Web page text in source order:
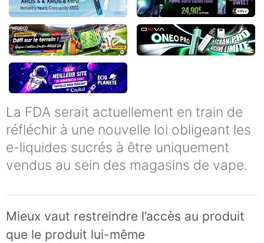
La FDA serait actuellement en train de
réfléchir à une nouvelle loi obligeant les
e-liquides sucrés à être uniquement
vendus au sein des magasins de vape.
Mieux vaut restreindre l’accès au produit
que le produit lui-même